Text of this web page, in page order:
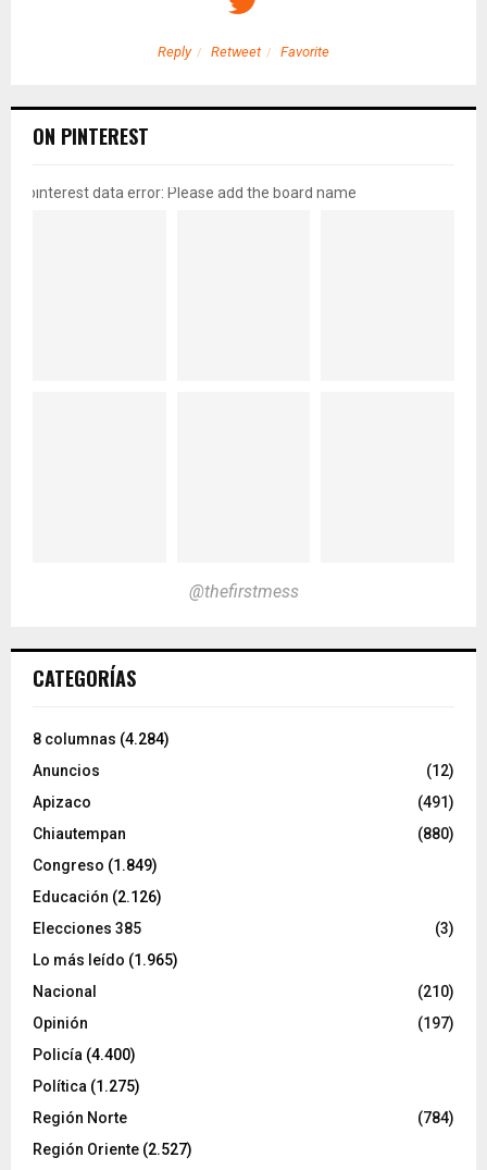
Reply Retweet Favorite
ON PINTEREST
pinterest data error: Please add the board name
@thefirstmess
CATEGORÍAS
8 columnas (4.284)
Anuncios
(12)
Apizaco
(491)
Chiautempan
(880)
Congreso (1.849)
Educación (2.126)
Elecciones 385
(3)
Lo más leído (1.965)
Nacional
(210)
Opinión
(197)
Policía (4.400)
Política (1.275)
Región Norte
(784)
Región Oriente (2.527)